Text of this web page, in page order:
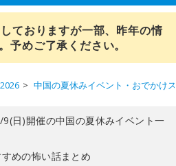
ておりますが一部、昨年の情
予めご了承ください。
中国の夏休みイベント・おでかけ
日)開催の中国の夏休みイベント一
めの怖い話まとめ